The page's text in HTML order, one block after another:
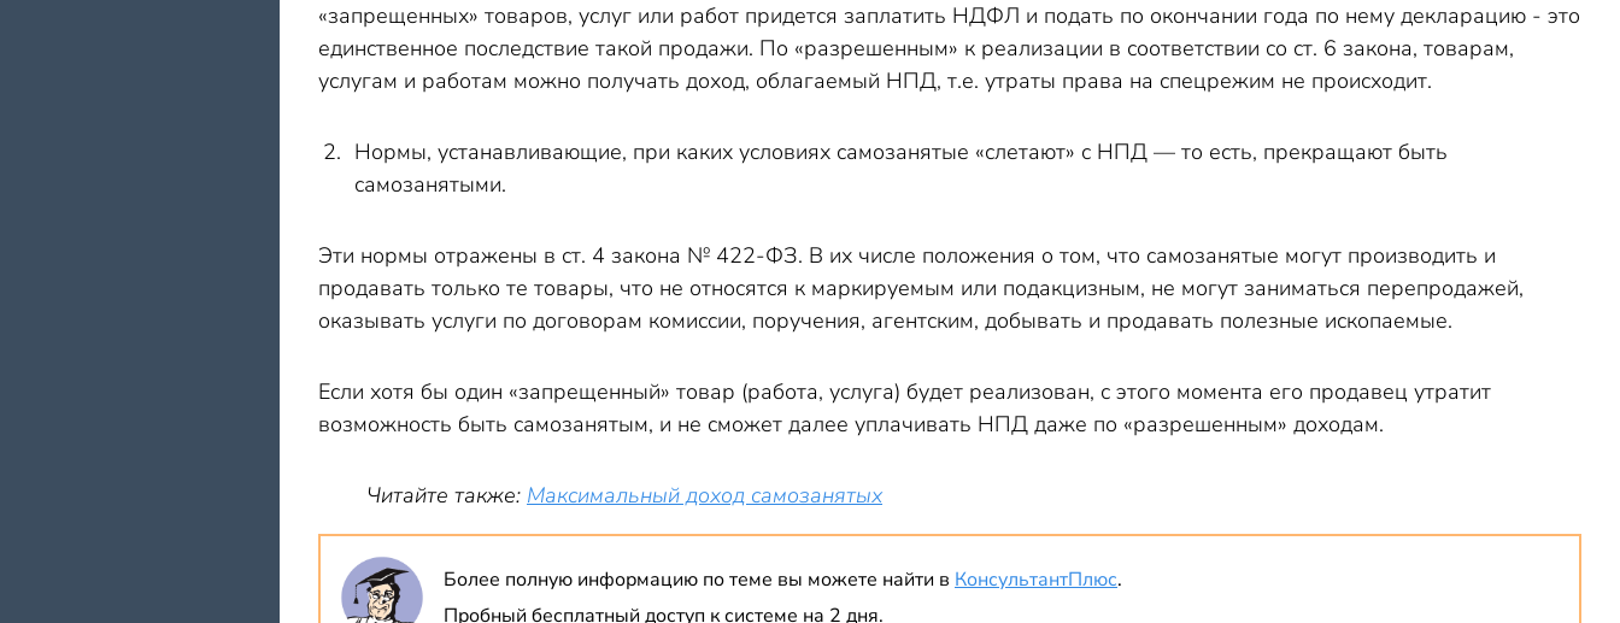
«запрещенных» товаров, услуг или работ придется заплатить НДФЛ и подать по окончании года по нему декларацию - это
единственное последствие такой продажи. По «разрешенным» к реализации в соответствии со ст. 6 закона, товарам,
услугам и работам можно получать доход, облагаемый НПД, т.е. утраты права на спецрежим не происходит.
Нормы, устанавливающие, при каких условиях самозанятые «слетают» с НПД — то есть, прекращают быть
самозанятыми.
Эти нормы отражены в ст. 4 закона № 422-ФЗ. В их числе положения о том, что самозанятые могут производить и
продавать только те товары, что не относятся к маркируемым или подакцизным, не могут заниматься перепродажей,
оказывать услуги по договорам комиссии, поручения, агентским, добывать и продавать полезные ископаемые.
Если хотя бы один «запрещенный» товар (работа, услуга) будет реализован, с этого момента его продавец утратит
возможность быть самозанятым, и не сможет далее уплачивать НПД даже по «разрешенным» доходам.
Читайте также: Максимальный доход самозанятых
Более полную информацию по теме вы можете найти в КонсультантПлюс.
Пробный бесплатный доступ к системе на 2 дня.